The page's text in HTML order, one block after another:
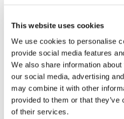
This website uses cookies
We use cookies to personalise
provide social media features
We also share information
our social media, advertising
may combine it with other
provided to them or that
of their services.
мероприятия